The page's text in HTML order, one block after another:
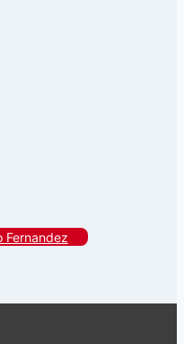
Fernandez